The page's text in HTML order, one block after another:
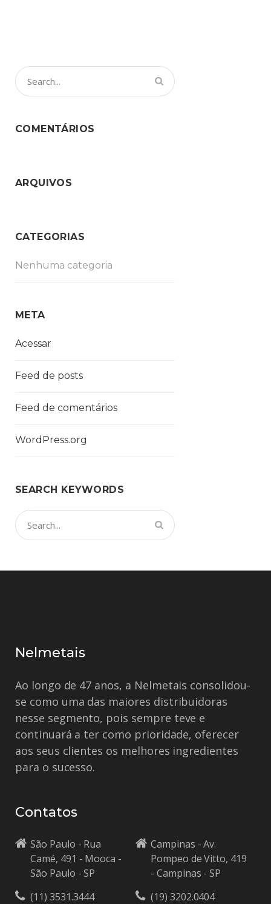
COMENTÁRIOS
ARQUIVOS
CATEGORIAS
Nenhuma categoria
META
Acessar
Feed de posts
Feed de comentários
WordPress.org
SEARCH KEYWORDS
Nelmetais
Ao longo de 47 anos, a Nelmetais consolidou-
se como uma das maiores distribuidoras
nesse segmento, pois sempre teve e
continuará a ter como prioridade, oferecer
aos seus clientes os melhores ingredientes
para o sucesso.
Contatos
São Paulo - Rua
Camé, 491 - Mooca -
São Paulo - SP
(11) 3531.3444
Campinas - Av.
Pompeo de Vitto, 419
- Campinas - SP
(19) 3202.0404